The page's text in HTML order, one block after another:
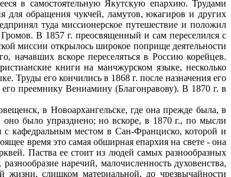
в самостоятельную Якутскую епархию. Трудами
для обращения чукчей, ламутов, юкагиров и других
туда миссионерское путешествие и положил
Β 1857 г. преосвященный и сам переселился с
миссии открылось широкое поприще деятельности
вскоре переселяться в Россию корейцев.
книги на манчжурском языке, несколько
Труды его кончились в 1868 г. после назначения его
преемнику Вениамину (Благонравову). Β 1870 г. в
в Новоархангельске, где она прежде была, в
было упразднено; но вскоре, в 1870 г., по мысли
с кафедральным местом в Сан-Франциско, которой и
время это самая обширная епархия на свете - она
Паства ее стоит из людей самых разнообразных
наречий, малочисленность духовенства,
жизни, слишком материальной, до чрезвычайности